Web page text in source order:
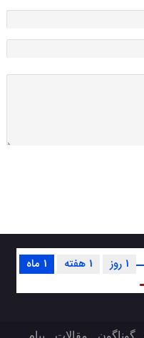
1 ماه 1 هفته 1 روز